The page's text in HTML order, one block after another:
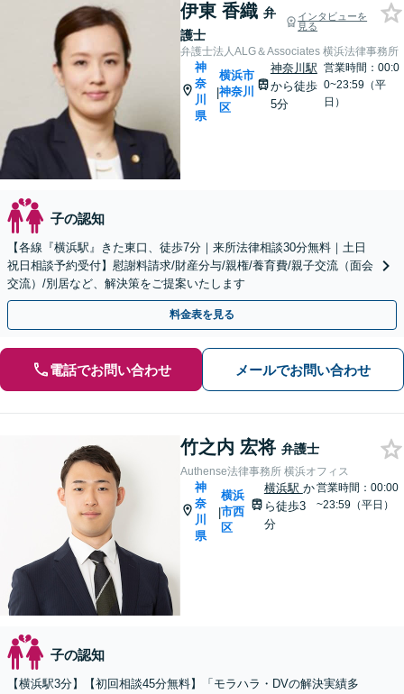
伊東 香織 弁
護士
インタビューを
見る
弁護士法人ALG＆Associates 横浜法律事務所
神
奈
川
県
|
横浜市
神奈川
区
神奈川駅
から徒歩
5分
営業時間：00:0
0~23:59（平
日）
子の認知
【各線『横浜駅』きた東口、徒歩7分｜来所法律相談30分無料｜土日
祝日相談予約受付】慰謝料請求/財産分与/親権/養育費/親子交流（面会
交流）/別居など、解決策をご提案いたします
料金表を見る
電話でお問い合わせ メールでお問い合わせ
竹之内 宏将 弁護士
Authense法律事務所 横浜オフィス
神
奈
川
県
|
横浜
市西
区
横浜駅 か
ら徒歩3
分
営業時間：00:00
~23:59（平日）
子の認知
【横浜駅3分】【初回相談45分無料】「モラハラ・DVの解決実績多